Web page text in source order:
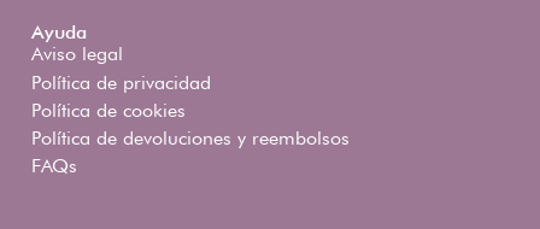
Ayuda
Aviso legal
Política de privacidad
Política de cookies
Política de devoluciones y reembolsos
FAQs